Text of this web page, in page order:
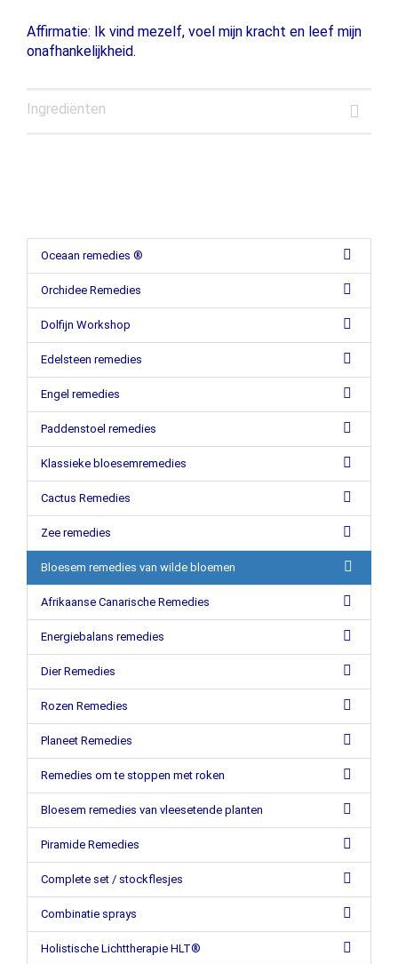
Affirmatie: Ik vind mezelf, voel mijn kracht en leef mijn
onafhankelijkheid.
Ingrediënten
Oceaan remedies ®
Orchidee Remedies
Dolfijn Workshop
Edelsteen remedies
Engel remedies
Paddenstoel remedies
Klassieke bloesemremedies
Cactus Remedies
Zee remedies
Bloesem remedies van wilde bloemen
Afrikaanse Canarische Remedies
Energiebalans remedies
Dier Remedies
Rozen Remedies
Planeet Remedies
Remedies om te stoppen met roken
Bloesem remedies van vleesetende planten
Piramide Remedies
Complete set / stockflesjes
Combinatie sprays
Holistische Lichttherapie HLT®